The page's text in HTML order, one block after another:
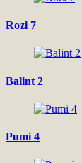
Rozi 7
Balint 2
Pumi 4